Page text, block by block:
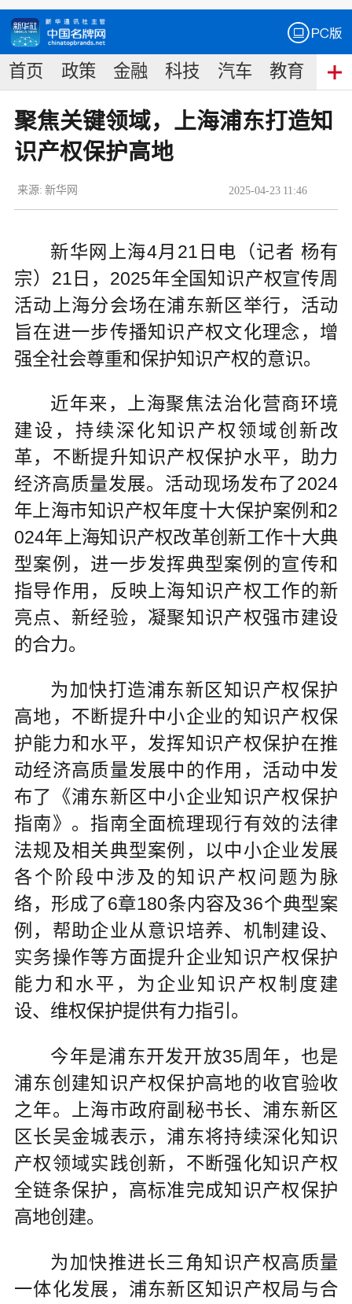
首页 政策 金融 科技 汽车 教育 食
聚焦关键领域，上海浦东打造知
识产权保护高地
2025-04-23 11:46
来源: 新华网
新华网上海4月21日电（记者 杨有
宗）21日，2025年全国知识产权宣传周
活动上海分会场在浦东新区举行，活动
旨在进一步传播知识产权文化理念，增
强全社会尊重和保护知识产权的意识。
近年来，上海聚焦法治化营商环境
建设，持续深化知识产权领域创新改
革，不断提升知识产权保护水平，助力
经济高质量发展。活动现场发布了2024
年上海市知识产权年度十大保护案例和2
024年上海知识产权改革创新工作十大典
型案例，进一步发挥典型案例的宣传和
指导作用，反映上海知识产权工作的新
亮点、新经验，凝聚知识产权强市建设
的合力。
为加快打造浦东新区知识产权保护
高地，不断提升中小企业的知识产权保
护能力和水平，发挥知识产权保护在推
动经济高质量发展中的作用，活动中发
布了《浦东新区中小企业知识产权保护
指南》。指南全面梳理现行有效的法律
法规及相关典型案例，以中小企业发展
各个阶段中涉及的知识产权问题为脉
络，形成了6章180条内容及36个典型案
例，帮助企业从意识培养、机制建设、
实务操作等方面提升企业知识产权保护
能力和水平，为企业知识产权制度建
设、维权保护提供有力指引。
今年是浦东开发开放35周年，也是
浦东创建知识产权保护高地的收官验收
之年。上海市政府副秘书长、浦东新区
区长吴金城表示，浦东将持续深化知识
产权领域实践创新，不断强化知识产权
全链条保护，高标准完成知识产权保护
高地创建。
为加快推进长三角知识产权高质量
一体化发展，浦东新区知识产权局与合